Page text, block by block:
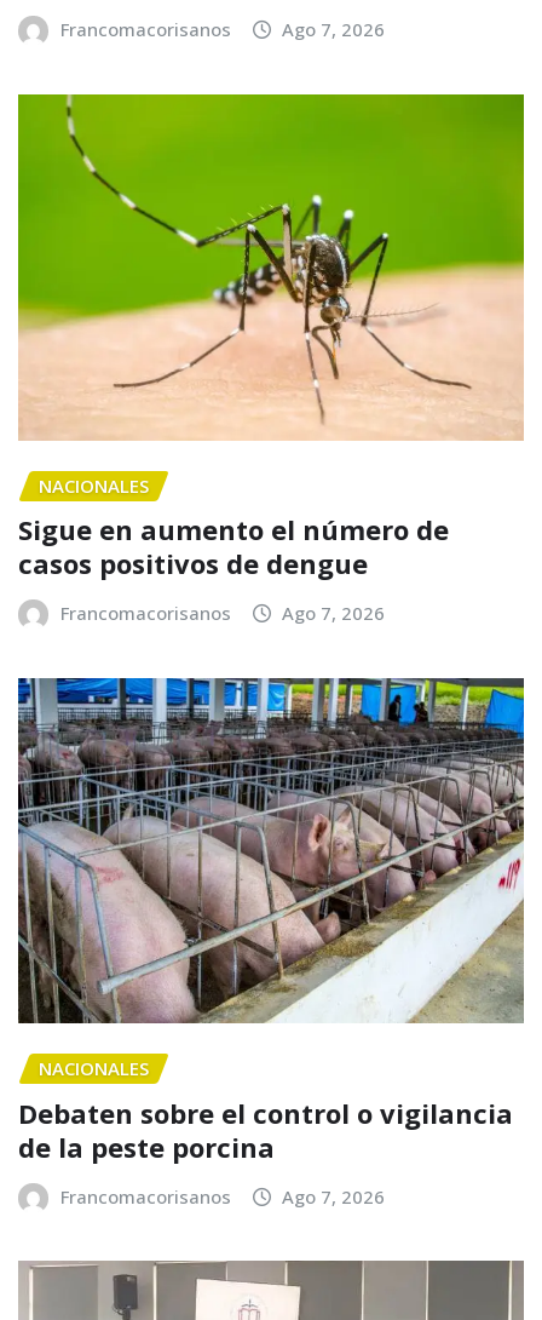
Francomacorisanos Ago 7, 2026
NACIONALES
Sigue en aumento el número de
casos positivos de dengue
Francomacorisanos Ago 7, 2026
NACIONALES
Debaten sobre el control o vigilancia
de la peste porcina
Francomacorisanos Ago 7, 2026